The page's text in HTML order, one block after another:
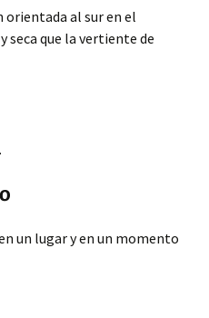
orientada al sur en el
seca que la vertiente de
un lugar y en un momento